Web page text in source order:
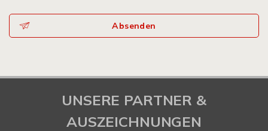
Absenden
UNSERE PARTNER &
AUSZEICHNUNGEN